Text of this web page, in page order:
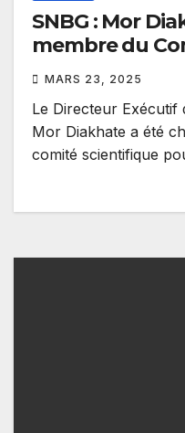
SNBG : Mor
membre du
MARS 23, 2025
Le Directeur Exécutif
Mor Diakhate a été
comité scientifique